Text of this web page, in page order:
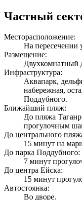
Частный
Месторасположение:
На пересечении
Размещение:
Двухкомнатный
Инфраструктура:
Аквапарк,
набережная,
Поддубного.
Ближайший пляж:
До пляжа
прогулочным
До центрального
15 минут на
До парка Поддубного:
7 минут
До центра Ейска:
15 минут
Автостоянка:
Во дворе.